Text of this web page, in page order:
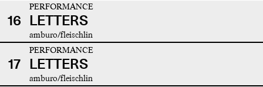
16
PERFORMANCE
LETTERS
amburo/fleischlin
17
PERFORMANCE
LETTERS
amburo/fleischlin